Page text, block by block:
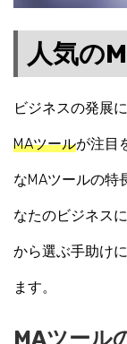
人気の
ビジネスの発展
MAツールが注目
なMAツールの特
なたのビジネス
から選ぶ手助け
ます。
MAツール